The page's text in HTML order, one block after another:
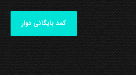
کمد بایگانی دوار